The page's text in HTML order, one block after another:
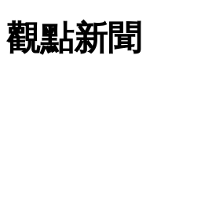
觀點新聞